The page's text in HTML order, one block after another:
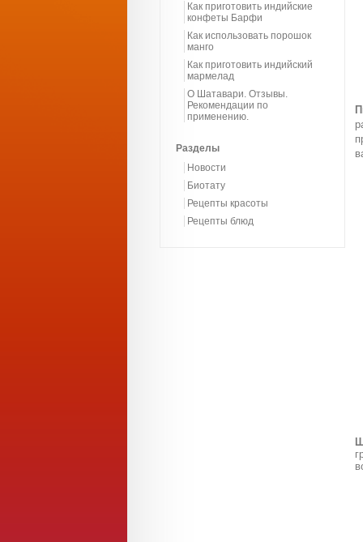
Как приготовить индийские
конфеты Барфи
Как использовать порошок
манго
Как приготовить индийский
мармелад
О Шатавари. Отзывы.
Рекомендации по
применению.
Разделы
Новости
Биотату
Рецепты красоты
Рецепты блюд